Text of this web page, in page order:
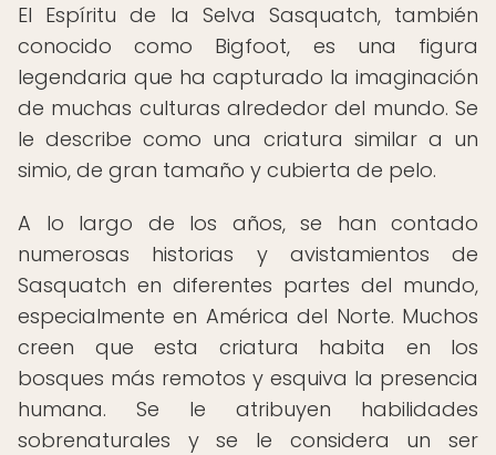
El Espíritu de la Selva Sasquatch, también
conocido como Bigfoot, es una figura
legendaria que ha capturado la imaginación
de muchas culturas alrededor del mundo. Se
le describe como una criatura similar a un
simio, de gran tamaño y cubierta de pelo.
A lo largo de los años, se han contado
numerosas historias y avistamientos de
Sasquatch en diferentes partes del mundo,
especialmente en América del Norte. Muchos
creen que esta criatura habita en los
bosques más remotos y esquiva la presencia
humana. Se le atribuyen habilidades
sobrenaturales y se le considera un ser